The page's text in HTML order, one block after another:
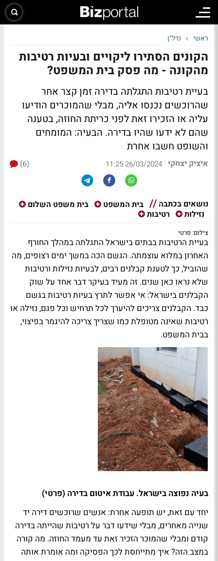
ראשי נדל"ן
הקונים הסתירו ליקויים ובעיות רטיבות
מהקונה - מה פסק בית המשפט?
בעיית רטיבות התגלתה בדירה זמן קצר אחר
שהרוכשים נכנסו אליה, מבלי שהמוכרים הודיעו
עליה או הזכירו זאת לפני כריתת החוזה, בטענה
שהם לא ידעו שהיו בדירה. הבעיה: המומחים
והשופט חשבו אחרת
איציק יצחקי |
26/03/2024 11:25
(6)
נושאים בכתבה בית המשפט
בית משפט השלום
נזילות
רטיבות
צילום: פרטי
בעיית הרטיבות בבתים בישראל התגלתה במהלך החורף
האחרון במלוא עוצמתה. הגשם הכה במשך ימים רצופים, מה
שהוביל, כך לטענת קבלנים רבים, לבעיות נזילות ורטיבות
שלא נראו כאן שנים. זה מעיד בעיקר דבר אחד על שוק
הקבלנים בישראל: אי אפשר לתרץ בעיות רטיבות בגשם
כבד. הקבלנים צריכים להיערך לכל תרחיש וכל פגם, נזילה או
רטיבות שאינה מטופלת כמו שצריך צריכה להיגמר בפיצוי,
בבית המשפט.
בעיה נפוצה בישראל. עבודת איטום בדירה (פרטי)
יחד עם זאת, יש תופעה אחרת: אנשים שרוכשים דירה יד
שנייה מאחרים, מבלי שידעו דבר על רטיבות שהייתה בדירה
קודם ומבלי שהמוכר הזכיר זאת עד מעמד החוזה. מה קורה
במצב הזה? איך מתייחסת לכך הפסיקה ומה אומרת אותה